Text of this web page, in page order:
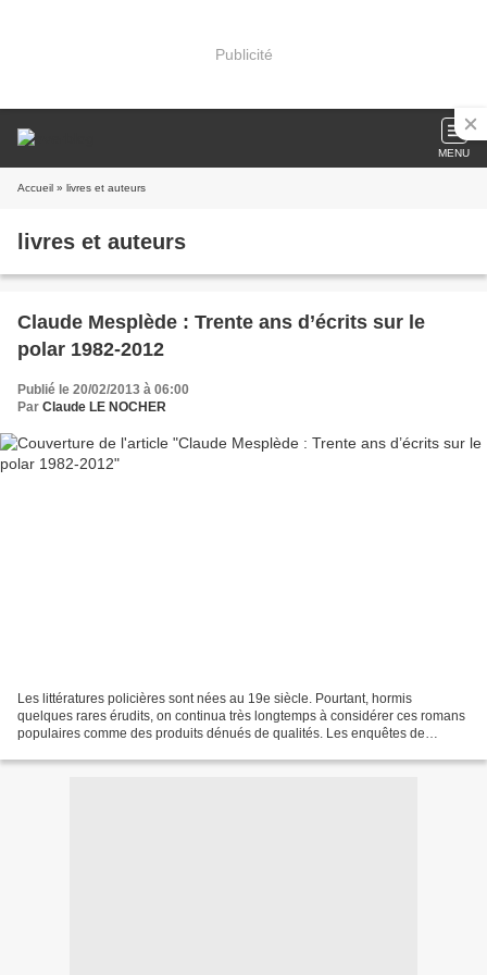
Publicité
MENU
Accueil » livres et auteurs
livres et auteurs
Claude Mesplède : Trente ans d’écrits sur le
polar 1982-2012
Publié le 20/02/2013 à 06:00
Par Claude LE NOCHER
Les littératures policières sont nées au 19e siècle. Pourtant, hormis
quelques rares érudits, on continua très longtemps à considérer ces romans
populaires comme des produits dénués de qualités. Les enquêtes de